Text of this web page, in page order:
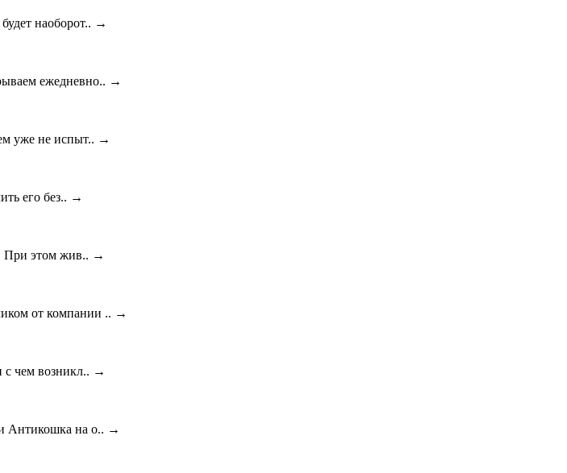
наоборот.. →
ежедневно.. →
уже не испыт.. →
его без.. →
При этом жив.. →
от компании .. →
с чем возникл.. →
Антикошка на о.. →